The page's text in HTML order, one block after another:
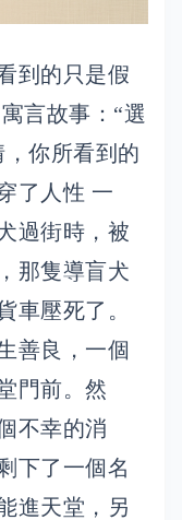
到的只是假
言故事：“選
你所看到的
了人性 一
過街時，被
那隻導盲犬
車壓死了。
善良，一個
門前。然
不幸的消
下了一個名
進天堂，另